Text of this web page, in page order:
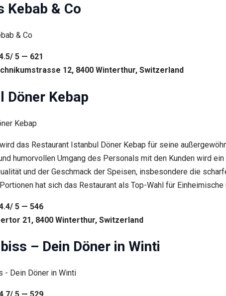
Kebab & Co
5 — 621
12, 8400 Winterthur, Switzerland
Döner Kebap
das Restaurant Istanbul Döner Kebap für seine
humorvollen Umgang des Personals mit den Kunden wird
und der Geschmack der Speisen, insbesondere die
hat sich das Restaurant als Top-Wahl für Einheimische
5 — 546
21, 8400 Winterthur, Switzerland
– Dein Döner in Winti